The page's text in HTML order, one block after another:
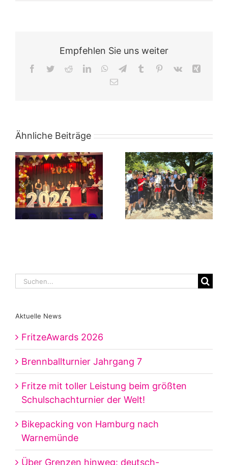
Empfehlen Sie uns weiter
Facebook
TwitterRedditLinkedInWhatsApp
TelegramTumblr Pinterest
Vk
E-
Ähnliche Beiträge
Suche
Aktuelle News
FritzeAwards 2026
Brennballturnier Jahrgang 7
Fritze mit toller Leistung beim größten
Schulschachturnier der Welt!
Bikepacking von Hamburg nach
Warnemünde
Über Grenzen hinweg: deutsch-